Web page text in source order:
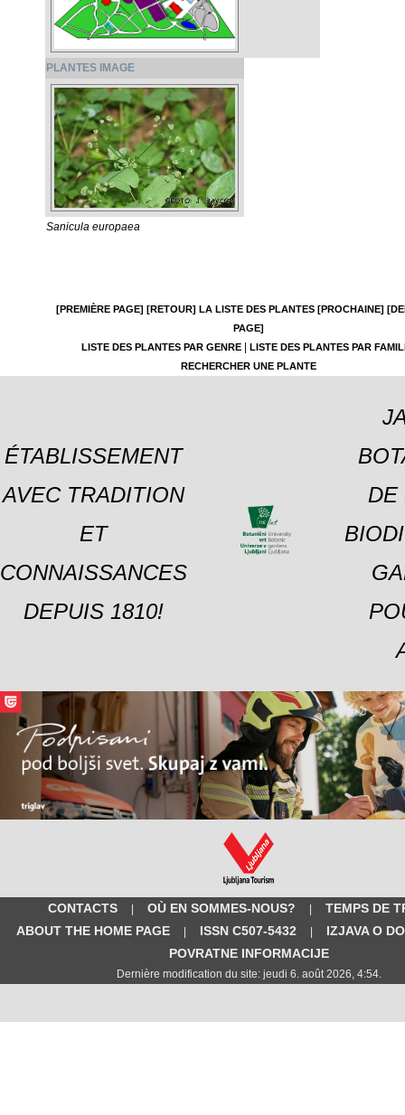
PLANTES IMAGE
Sanicula europaea
[PREMIÈRE PAGE] [RETOUR] LA LISTE DES PLANTES [PROCHAINE]
PAGE]
LISTE DES PLANTES PAR GENRE|
LISTE DES PLANTES PAR
RECHERCHER UNE PLANTE
ÉTABLISSEMENT
AVEC TRADITION
ET
CONNAISSANCES
DEPUIS 1810!
DE
CONTACTS | OÙ EN SOMMES-NOUS? |
TEMPS DE
ABOUT THE HOME PAGE
| ISSN C507-5432 |
IZJAVA O
POVRATNE INFORMACIJE
Dernière modification du site: jeudi 6. août 2026, 4:54.